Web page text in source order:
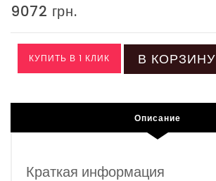
9072 грн.
КУПИТЬ В 1 КЛИК В КОРЗИНУ
Описание
Краткая информация